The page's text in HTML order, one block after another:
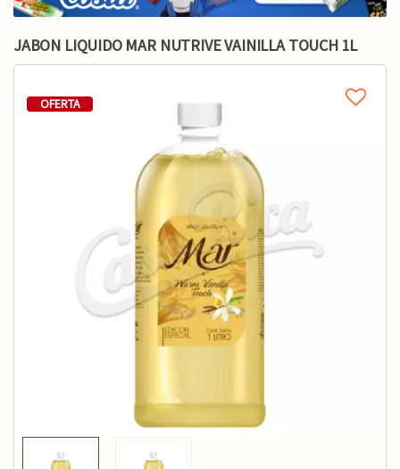
:
JABON LIQUIDO MAR NUTRIVE VAINILLA TOUCH 1L
OFERTA